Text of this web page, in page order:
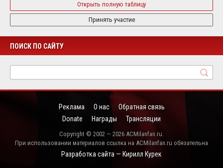
Открыть полную таблицу
Принять участие
ПОИСК ПО САЙТУ
Реклама О нас
Обратная связь
Donate
Награды Трансляции
Copyright © 2002 — 2026 ACMilanfan.ru.
При использовании материалов ссылка на ACMilanfan.ru обязательна
Разработка сайта — Кирилл Курек